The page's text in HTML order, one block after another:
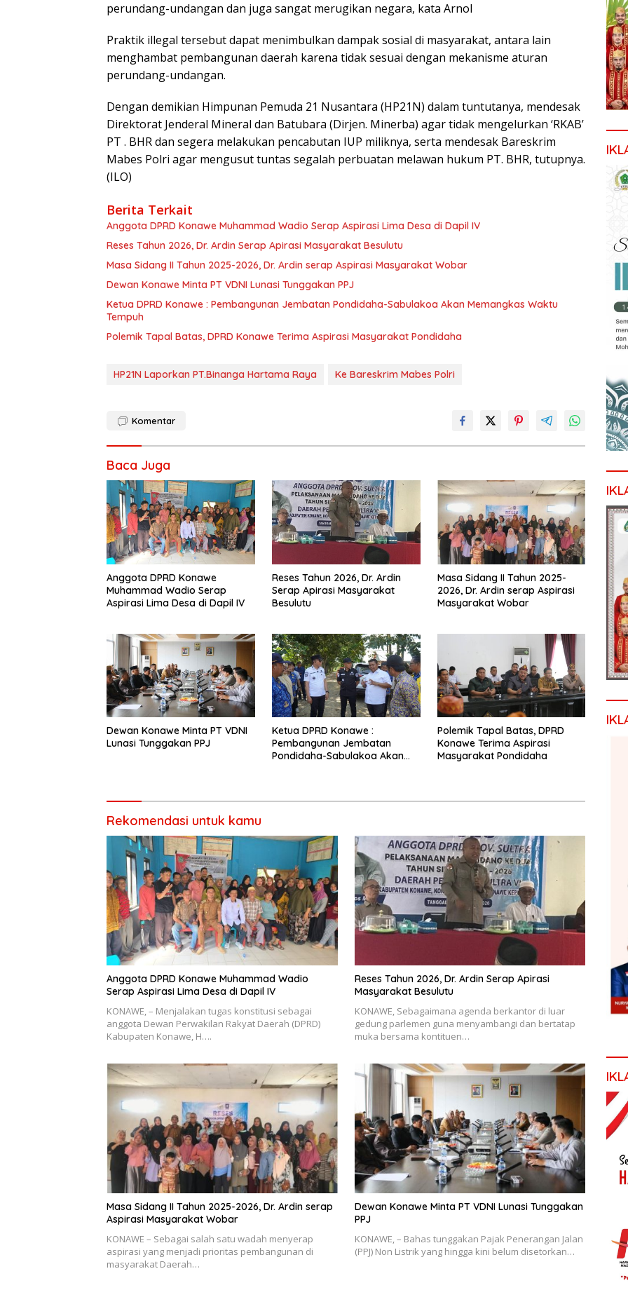
perundang-undangan dan juga sangat merugikan negara, kata Arnol
Praktik illegal tersebut dapat menimbulkan dampak sosial di masyarakat, antara lain
menghambat pembangunan daerah karena tidak sesuai dengan mekanisme aturan
perundang-undangan.
Dengan demikian Himpunan Pemuda 21 Nusantara (HP21N) dalam tuntutanya, mendesak
Direktorat Jenderal Mineral dan Batubara (Dirjen. Minerba) agar tidak mengelurkan ‘RKAB’
PT . BHR dan segera melakukan pencabutan IUP miliknya, serta mendesak Bareskrim
Mabes Polri agar mengusut tuntas segalah perbuatan melawan hukum PT. BHR, tutupnya.
(ILO)
Berita Terkait
Anggota DPRD Konawe Muhammad Wadio Serap Aspirasi Lima Desa di Dapil IV
Reses Tahun 2026, Dr. Ardin Serap Apirasi Masyarakat Besulutu
Masa Sidang II Tahun 2025-2026, Dr. Ardin serap Aspirasi Masyarakat Wobar
Dewan Konawe Minta PT VDNI Lunasi Tunggakan PPJ
Ketua DPRD Konawe : Pembangunan Jembatan Pondidaha-Sabulakoa Akan Memangkas Waktu
Tempuh
Polemik Tapal Batas, DPRD Konawe Terima Aspirasi Masyarakat Pondidaha
HP21N Laporkan PT.Binanga Hartama Raya Ke Bareskrim Mabes Polri
Komentar
Baca Juga
Anggota DPRD Konawe
Muhammad Wadio Serap
Aspirasi Lima Desa di Dapil IV
Reses Tahun 2026, Dr. Ardin
Serap Apirasi Masyarakat
Besulutu
Masa Sidang II Tahun 2025-
2026, Dr. Ardin serap Aspirasi
Masyarakat Wobar
Dewan Konawe Minta PT VDNI
Lunasi Tunggakan PPJ
Ketua DPRD Konawe :
Pembangunan Jembatan
Pondidaha-Sabulakoa Akan
Polemik Tapal Batas, DPRD
Konawe Terima Aspirasi
Masyarakat Pondidaha
Rekomendasi untuk kamu
Anggota DPRD Konawe Muhammad Wadio
Serap Aspirasi Lima Desa di Dapil IV
KONAWE, – Menjalakan tugas konstitusi sebagai
anggota Dewan Perwakilan Rakyat Daerah (DPRD)
Kabupaten Konawe, H….
Reses Tahun 2026, Dr. Ardin Serap Apirasi
Masyarakat Besulutu
KONAWE, Sebagaimana agenda berkantor di luar
gedung parlemen guna menyambangi dan bertatap
muka bersama kontituen…
Masa Sidang II Tahun 2025-2026, Dr. Ardin serap
Aspirasi Masyarakat Wobar
KONAWE – Sebagai salah satu wadah menyerap
aspirasi yang menjadi prioritas pembangunan di
masyarakat Daerah…
Dewan Konawe Minta PT VDNI Lunasi Tunggakan
PPJ
KONAWE, – Bahas tunggakan Pajak Penerangan Jalan
(PPJ) Non Listrik yang hingga kini belum disetorkan…